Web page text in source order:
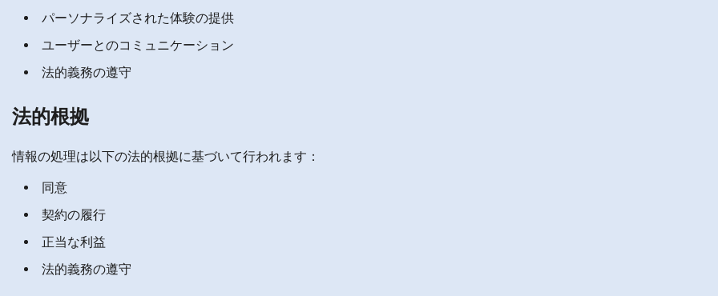
パーソナライズされた体験の提供
ユーザーとのコミュニケーション
法的義務の遵守
法的根拠
情報の処理は以下の法的根拠に基づいて行われます：
同意
契約の履行
正当な利益
法的義務の遵守